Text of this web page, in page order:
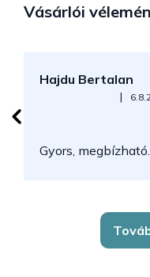
Vásárlói
Hajdu Bertalan
Az áruház |
Gyors, megbízható.